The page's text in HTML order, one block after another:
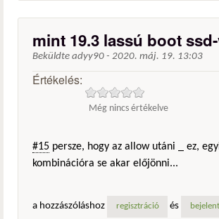
mint 19.3 lassú boot
Beküldte adyy90 - 2020. máj. 19. 13:03
Értékelés:
Még nincs értékelve
#15 persze, hogy az allow utáni _ ez,
kombinációra se akar előjönni...
a hozzászóláshoz regisztráció és